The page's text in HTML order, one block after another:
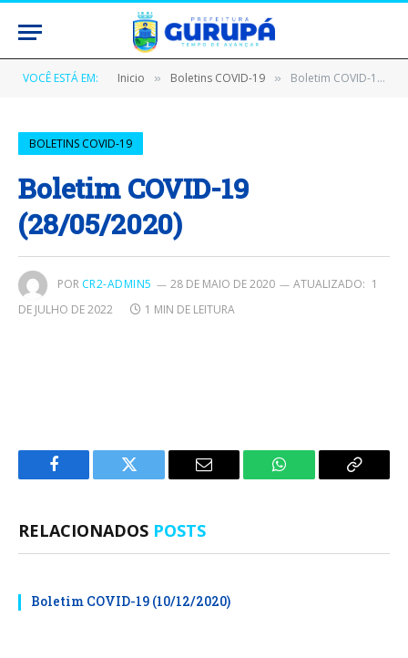
VOCÊ ESTÁ EM: Inicio » Boletins COVID-19 » Boletim COVID-19 (28/05/2020)
BOLETINS COVID-19
Boletim COVID-19
(28/05/2020)
POR CR2-ADMIN5 28 DE MAIO DE 2020 ATUALIZADO: 1
DE JULHO DE 2022
1 MIN DE LEITURA
Facebook Twitter
E-
WhatsApp Copiar
RELACIONADOS POSTS
Boletim COVID-19 (10/12/2020)